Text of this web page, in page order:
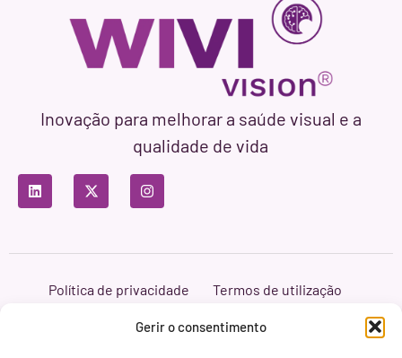
Gerir o consentimento
Inovação para melhorar a saúde visual e a
qualidade de vida
Política de privacidade
Termos de utilização
Branding & Web ASH Proyectos Creativos